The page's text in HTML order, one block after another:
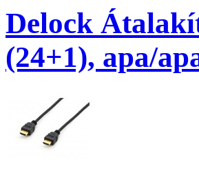
Delock
(24+1), apa/